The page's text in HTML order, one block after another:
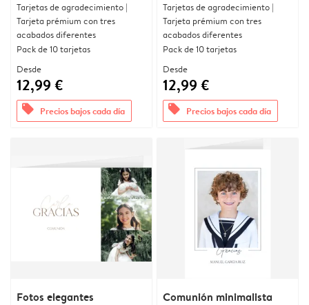
Tarjetas de agradecimiento |
Tarjeta prémium con tres
acabados diferentes
Pack de 10 tarjetas
Desde
12,99 €
offers Precios bajos cada día
Tarjetas de agradecimiento |
Tarjeta prémium con tres
acabados diferentes
Pack de 10 tarjetas
Desde
12,99 €
offers Precios bajos cada día
Fotos elegantes Comunión minimalista